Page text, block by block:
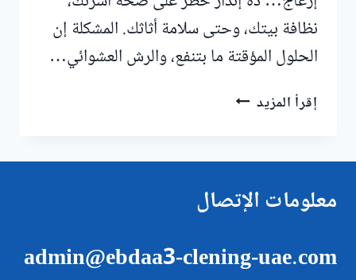
نظافة بيتك، وحتى سلامة أثاثك. المشكلة إن
الحلول المؤقتة ما بتنفع، والرش العشوائي…
إقرأ المزيدمكافحة
أم
القيوين
معلومات الإتصال
admin@ebdaa3-clening-uae.com